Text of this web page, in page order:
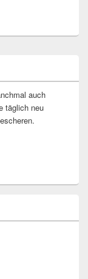
auch
täglich neu